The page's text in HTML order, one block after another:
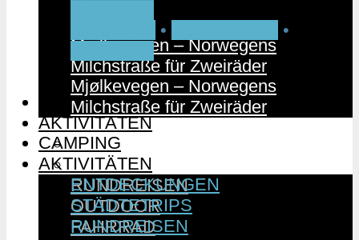
Mjølkevegen – Norwegens
Milchstraße für Zweiräder
CAMPING
AKTIVITÄTEN
ENTDECKUNGEN
STÄDTETRIPS
RUNDREISEN
OUTDOOR
FAHRRAD
•
•
Mjølkevegen – Norwegens
Milchstraße für Zweiräder
CAMPING
AKTIVITÄTEN
ENTDECKUNGEN
STÄDTETRIPS
RUNDREISEN